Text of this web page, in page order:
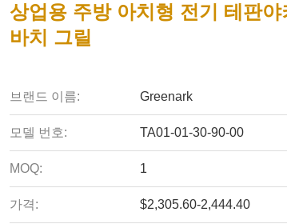
상업용 주방 아치형 전기 테판야
바치 그릴
브랜드 이름: Greenark
모델 번호: TA01-01-30-90-00
MOQ: 1
가격: $2,305.60-2,444.40